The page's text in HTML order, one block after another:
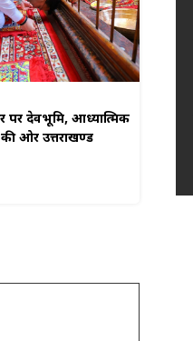
पर देवभूमि, आध्यात्मिक
ओर उत्तराखण्ड